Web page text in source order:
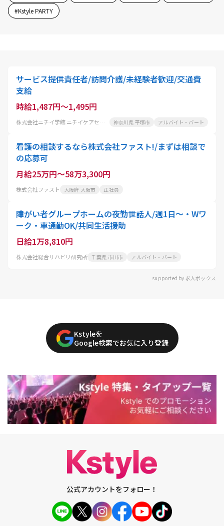
#Kstyle PARTY
サービス提供責任者/訪問介護/未経験者歓迎/交通費
支給
時給1,487円～1,495円
株式会社ニチイ学館 ニチイケアセンター湘南神田 神奈川県 平塚市 アルバイト・パート
看護の相談するなら株式会社ファスト!/まずは相談で
の応募可
月給25万円～58万3,300円
株式会社ファスト 大阪府 大阪市 正社員
障がい者グループホームの夜勤世話人/週1日〜・Wワ
ーク・車通勤OK/共同生活援助
日給1万8,810円
株式会社総合リハビリ研究所 千葉県 市川市 アルバイト・パート
supported by 求人ボックス
Kstyleを
Google検索でお気に入り登録
公式アカウントをフォロー！